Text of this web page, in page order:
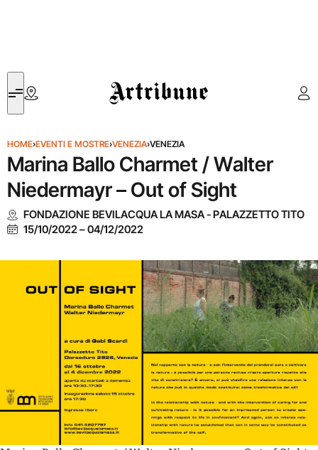
Artribune
HOME›EVENTI E MOSTRE›VENEZIA›VENEZIA
Marina Ballo Charmet / Walter
Niedermayr – Out of Sight
FONDAZIONE BEVILACQUA LA MASA - PALAZZETTO TITO
15/10/2022–04/12/2022